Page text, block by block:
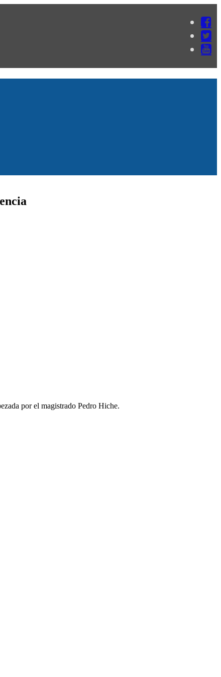
por el magistrado Pedro Hiche.